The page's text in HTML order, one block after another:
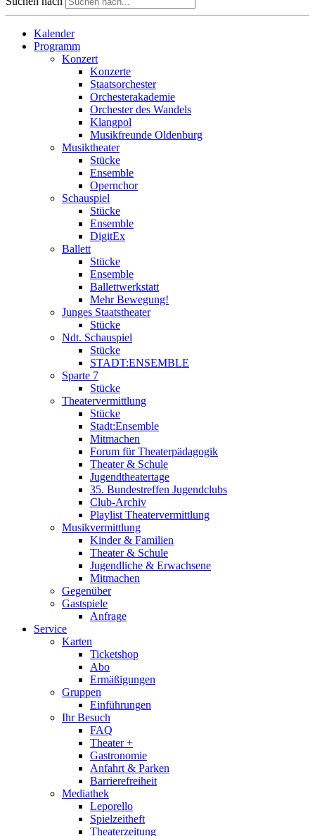
Kalender
Programm
Konzert
Konzerte
Staatsorchester
Orchesterakademie
Orchester des Wandels
Klangpol
Musikfreunde Oldenburg
Musiktheater
Stücke
Ensemble
Opernchor
Schauspiel
Stücke
Ensemble
DigitEx
Ballett
Stücke
Ensemble
Ballettwerkstatt
Mehr Bewegung!
Junges Staatstheater
Stücke
Ndt. Schauspiel
Stücke
STADT:ENSEMBLE
Sparte 7
Stücke
Theatervermittlung
Stücke
Stadt:Ensemble
Mitmachen
Forum für Theaterpädagogik
Theater & Schule
Jugendtheatertage
35. Bundestreffen Jugendclubs
Club-Archiv
Playlist Theatervermittlung
Musikvermittlung
Kinder & Familien
Theater & Schule
Jugendliche & Erwachsene
Mitmachen
Gegenüber
Gastspiele
Anfrage
Service
Karten
Ticketshop
Abo
Ermäßigungen
Gruppen
Einführungen
Ihr Besuch
FAQ
Theater +
Gastronomie
Anfahrt & Parken
Barrierefreiheit
Mediathek
Leporello
Spielzeitheft
Theaterzeitung